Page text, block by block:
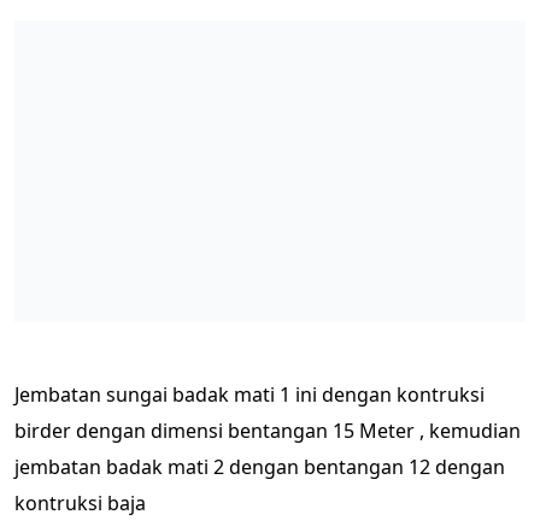
Jembatan sungai badak mati 1 ini dengan kontruksi
birder dengan dimensi bentangan 15 Meter , kemudian
jembatan badak mati 2 dengan bentangan 12 dengan
kontruksi baja